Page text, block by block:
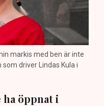
markis med ben är inte
som driver Lindas Kula i
öppnat i